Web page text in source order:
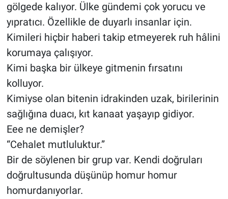
gölgede kalıyor. Ülke gündemi çok yorucu ve
yıpratıcı. Özellikle de duyarlı insanlar için.
Kimileri hiçbir haberi takip etmeyerek ruh hâlini
korumaya çalışıyor.
Kimi başka bir ülkeye gitmenin fırsatını
kolluyor.
Kimiyse olan bitenin idrakinden uzak, birilerinin
sağlığına duacı, kıt kanaat yaşayıp gidiyor.
Eee ne demişler?
“Cehalet mutluluktur.”
Bir de söylenen bir grup var. Kendi doğruları
doğrultusunda düşünüp homur homur
homurdanıyorlar.